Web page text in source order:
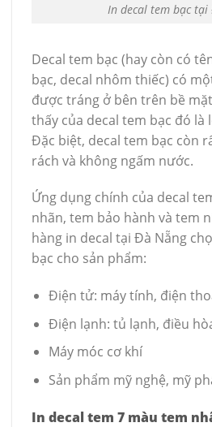
In decal tem bạc tại
Decal tem bạc (hay còn có
bạc, decal nhôm thiếc) có
được tráng ở bên trên bề
thấy của decal tem bạc đó là
Đặc biệt, decal tem bạc còn
rách và không ngấm nước.
Ứng dụng chính của decal
nhãn, tem bảo hành và tem
hàng in decal tại Đà Nẵng
bạc cho sản phẩm:
Điện tử: máy tính, điện
Điện lạnh: tủ lạnh, điều
Máy móc cơ khí
Sản phẩm mỹ nghệ, mỹ
In decal tem 7 màu tem